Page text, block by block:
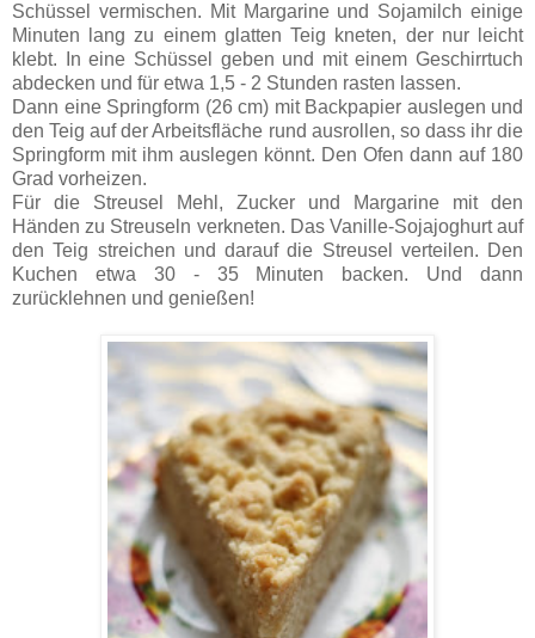
Schüssel vermischen. Mit Margarine und Sojamilch einige
Minuten lang zu einem glatten Teig kneten, der nur leicht
klebt. In eine Schüssel geben und mit einem Geschirrtuch
abdecken und für etwa 1,5 - 2 Stunden rasten lassen.
Dann eine Springform (26 cm) mit Backpapier auslegen und
den Teig auf der Arbeitsfläche rund ausrollen, so dass ihr die
Springform mit ihm auslegen könnt. Den Ofen dann auf 180
Grad vorheizen.
Für die Streusel Mehl, Zucker und Margarine mit den
Händen zu Streuseln verkneten. Das Vanille-Sojajoghurt auf
den Teig streichen und darauf die Streusel verteilen. Den
Kuchen etwa 30 - 35 Minuten backen. Und dann
zurücklehnen und genießen!